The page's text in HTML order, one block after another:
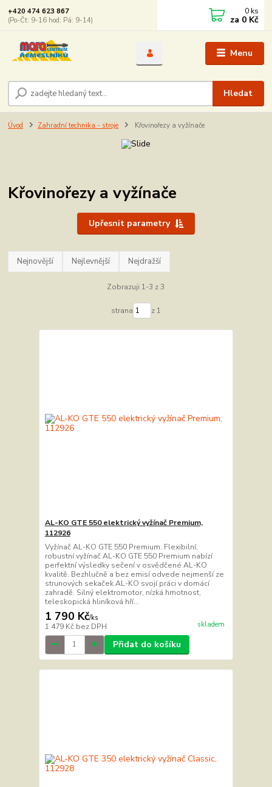
Menu
Hledat
+420 474 623 867
(Po-Čt: 9-16 hod; Pá: 9-14)
0 ks
za 0 Kč
Úvod Zahradní technika - stroje Křovinořezy a vyžínače
Křovinořezy a vyžínače
Upřesnit parametry
Nejnovější Nejlevnější Nejdražší
Zobrazuji 1-3 z 3
strana z 1
AL-KO GTE 550 elektrický vyžínač Premium,
112926
Vyžínač AL-KO GTE 550 Premium. Flexibilní,
robustní vyžínač AL-KO GTE 550 Premium nabízí
perfektní výsledky sečení v osvědčené AL-KO
kvalitě. Bezhlučně a bez emisí odvede nejmenší ze
strunových sekaček AL-KO svojí práci v domácí
zahradě. Silný elektromotor, nízká hmotnost,
teleskopická hliníková hří...
1 790 Kč/ks
1 479 Kč bez DPH skladem
Přidat do košíku